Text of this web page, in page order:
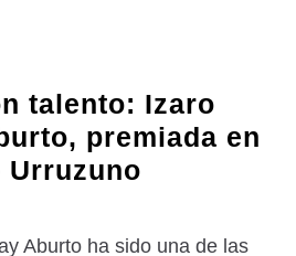
talento: Izaro
premiada en
Aburto ha sido una de las